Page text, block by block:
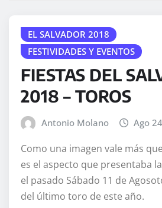
EL SALVADOR 2018
FESTIVIDADES Y EVENTOS
FIESTAS DEL
2018 – TOROS
Antonio Molano Ago
Como una imagen vale más
es el aspecto que presentaba
el pasado Sábado 11 de
del último toro de este año.